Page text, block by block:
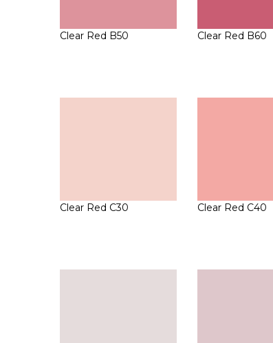
Clear Red B50 Clear Red B60
Clear Red C30 Clear Red C40